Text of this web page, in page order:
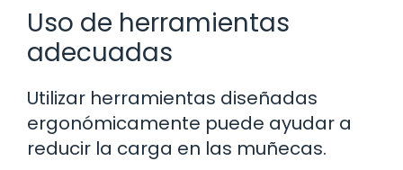
Uso de herramientas
adecuadas
Utilizar herramientas diseñadas
ergonómicamente puede ayudar a
reducir la carga en las muñecas.